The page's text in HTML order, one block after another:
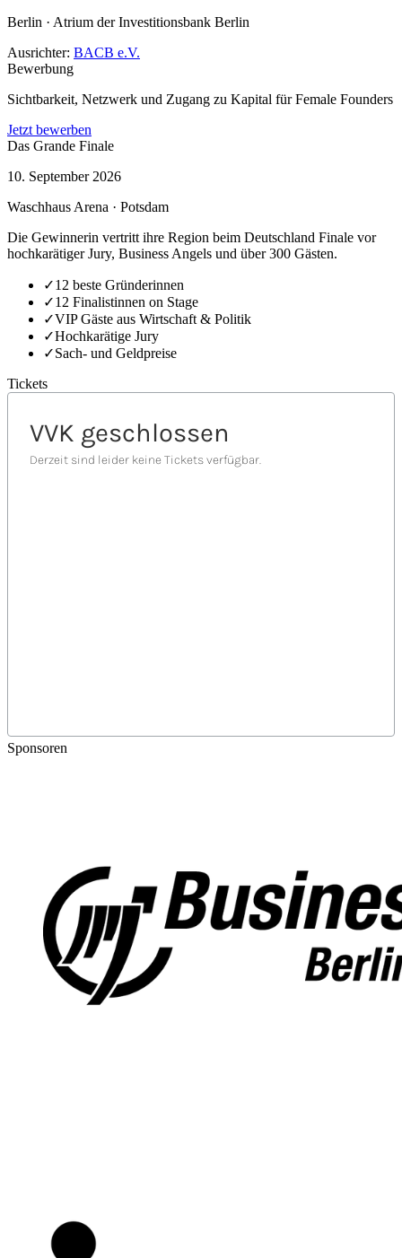
Berlin · Atrium der Investitionsbank Berlin
Ausrichter: BACB e.V.
Bewerbung
Sichtbarkeit, Netzwerk und Zugang zu Kapital für Female Founders
Jetzt bewerben
Das Grande Finale
10. September 2026
Waschhaus Arena · Potsdam
Die Gewinnerin vertritt ihre Region beim Deutschland Finale vor
hochkarätiger Jury, Business Angels und über 300 Gästen.
✓12 beste Gründerinnen
✓12 Finalistinnen on Stage
✓VIP Gäste aus Wirtschaft & Politik
✓Hochkarätige Jury
✓Sach- und Geldpreise
Tickets
Sponsoren